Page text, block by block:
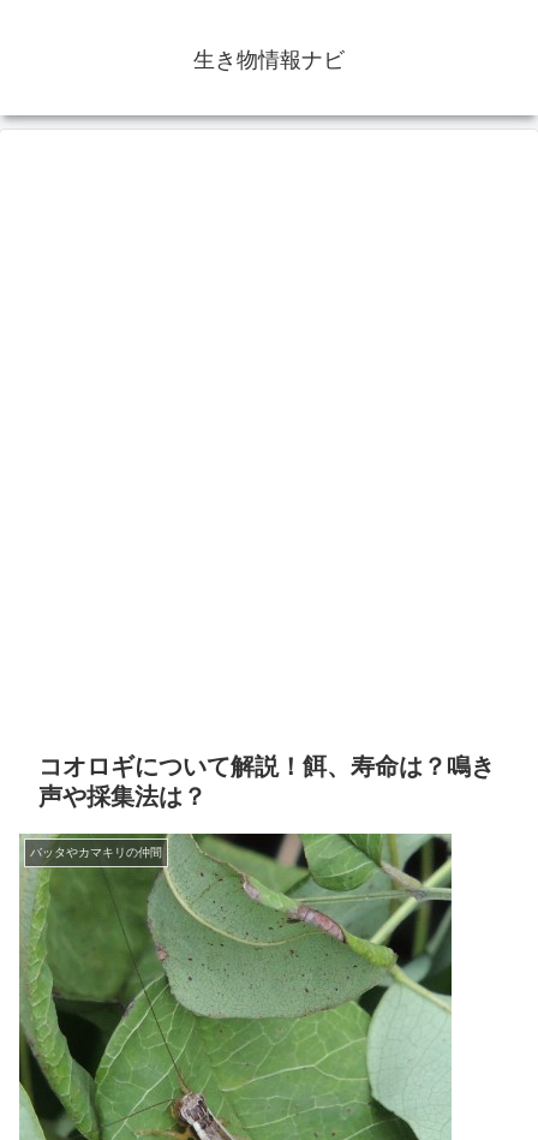
生き物情報ナビ
コオロギについて解説！餌、寿命は？鳴き
声や採集法は？
バッタやカマキリの仲間